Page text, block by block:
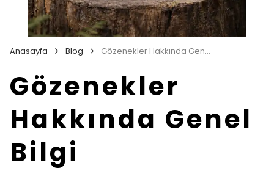
Anasayfa Blog Gözenekler Hakkında Genel Bilgi
Gözenekler
Hakkında Genel
Bilgi